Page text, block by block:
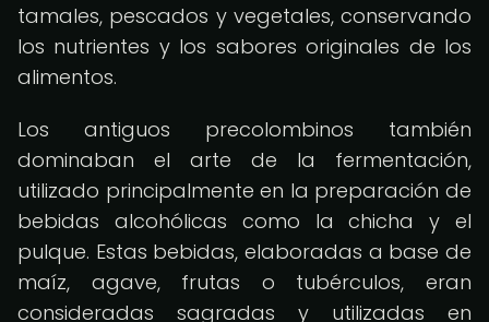
tamales, pescados y vegetales, conservando
los nutrientes y los sabores originales de los
alimentos.
Los antiguos precolombinos también
dominaban el arte de la fermentación,
utilizado principalmente en la preparación de
bebidas alcohólicas como la chicha y el
pulque. Estas bebidas, elaboradas a base de
maíz, agave, frutas o tubérculos, eran
consideradas sagradas y utilizadas en